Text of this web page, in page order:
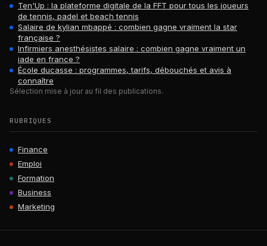
Ten'Up : la plateforme digitale de la FFT pour tous les joueurs
de tennis, padel et beach tennis
Salaire de kylian mbappé : combien gagne vraiment la star
française ?
Infirmiers anesthésistes salaire : combien gagne vraiment un
iade en france ?
École ducasse : programmes, tarifs, débouchés et avis à
connaître
Sélection mise à jour au fil des publications.
RUBRIQUES
Finance
Emploi
Formation
Business
Marketing